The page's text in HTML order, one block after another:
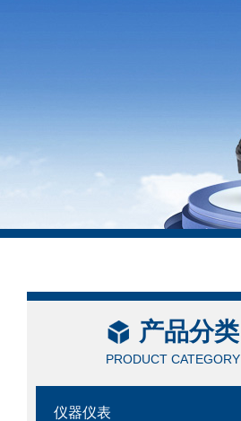
产品分类
PRODUCT CATEGORY
仪器仪表